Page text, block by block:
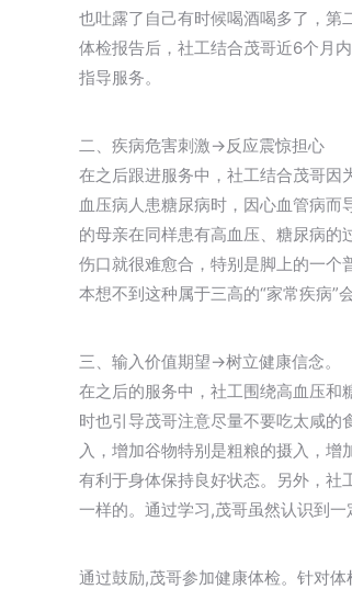
也吐露了自己有时候喝酒喝多了，第
体检报告后，社工结合茂哥近6个月
指导服务。
二、疾病危害刺激→反应震惊担心
在之后跟进服务中，社工结合茂哥因
血压病人患糖尿病时，因心血管病
的母亲在同样患有高血压、糖尿病
伤口就很难愈合，特别是脚上的一个
本想不到这种属于三高的“家常疾病”
三、输入价值期望→树立健康信念。
在之后的服务中，社工围绕高血压和
时也引导茂哥注意尽量不要吃太咸
入，增加谷物特别是粗粮的摄入，
有利于身体保持良好状态。另外，社
一样的。通过学习,茂哥虽然认识到
通过鼓励,茂哥参加健康体检。针对